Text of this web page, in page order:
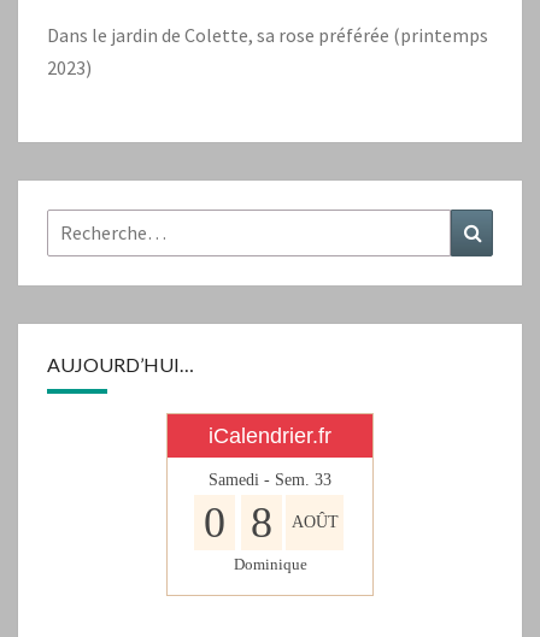
Dans le jardin de Colette, sa rose préférée (printemps
2023)
Rechercher :
AUJOURD’HUI…
iCalendrier.fr
Samedi - Sem. 33
0 8 AOÛT
Dominique